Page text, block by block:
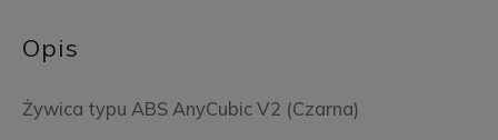
Opis
Żywica typu ABS AnyCubic V2 (Czarna)